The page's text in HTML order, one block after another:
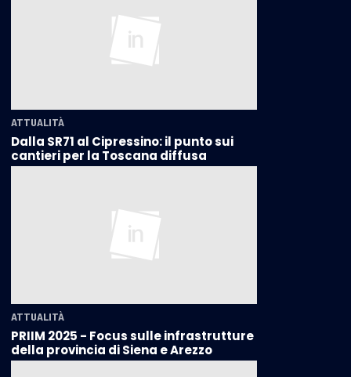
ATTUALITÀ
Dalla SR71 al Cipressino: il punto sui
cantieri per la Toscana diffusa
ATTUALITÀ
PRIIM 2025 - Focus sulle infrastrutture
della provincia di Siena e Arezzo